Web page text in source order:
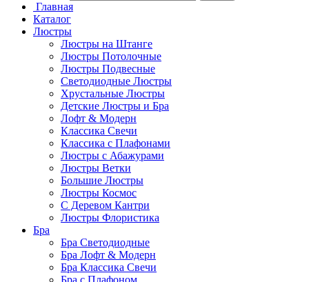
Главная
Каталог
Люстры
Люстры на Штанге
Люстры Потолочные
Люстры Подвесные
Светодиодные Люстры
Хрустальные Люстры
Детские Люстры и Бра
Лофт & Модерн
Классика Свечи
Классика с Плафонами
Люстры с Абажурами
Люстры Ветки
Большие Люстры
Люстры Космос
С Деревом Кантри
Люстры Флористика
Бра
Бра Светодиодные
Бра Лофт & Модерн
Бра Классика Свечи
Бра с Плафоном